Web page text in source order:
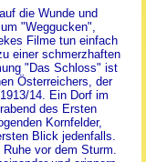
die Wunde und
"Weggucken",
Filme tun einfach
einer schmerzhaften
"Das Schloss" ist
Österreichers, der
14. Ein Dorf im
des Ersten
Kornfelder,
Blick jedenfalls.
vor dem Sturm.